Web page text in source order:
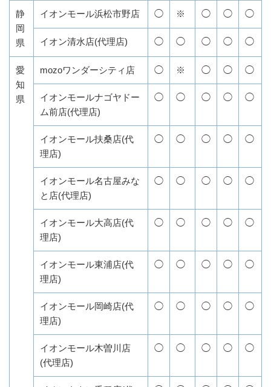
静
岡
県
イオンモール浜松市野店 ◯ ※ ◯ ◯ ◯
イオン清水店(代理店) ◯ ◯ ◯ ◯ ◯
愛
知
県
mozoワンダーシティ店 ◯ ※ ◯ ◯ ◯
イオンモールナゴヤドー
ム前店(代理店)
◯ ◯ ◯ ◯ ◯
イオンモール扶桑店(代
理店)
◯ ◯ ◯ ◯ ◯
イオンモール名古屋みな
と店(代理店)
◯ ◯ ◯ ◯ ◯
イオンモール大高店(代
理店)
◯ ◯ ◯ ◯ ◯
イオンモール東浦店(代
理店)
◯ ◯ ◯ ◯ ◯
イオンモール岡崎店(代
理店)
◯ ◯ ◯ ◯ ◯
イオンモール木曽川店
(代理店)
◯ ◯ ◯ ◯ ◯